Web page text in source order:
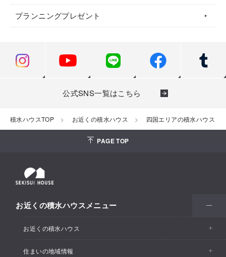
プランニングプレゼント
公式SNS一覧はこちら
積水ハウスTOP お近くの積水ハウス 四国エリアの積水ハウス（
PAGE TOP
お近くの積水ハウスメニュー
お近くの積水ハウス
お近くの積水ハウストップ
住まいの地域情報